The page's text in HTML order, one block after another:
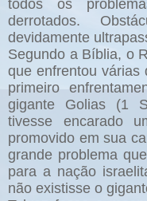
todos os
derrotados.
devidamente
Segundo a Bíblia, o
que enfrentou várias
primeiro
gigante Golias (1
tivesse encarado
promovido em sua
grande problema
para a nação
não existisse o